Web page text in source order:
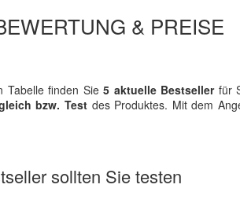
& PREISE
Tabelle finden Sie5 aktuelle Bestsellerfür
bzw. Testdes Produktes. Mit dem
sollten Sie testen